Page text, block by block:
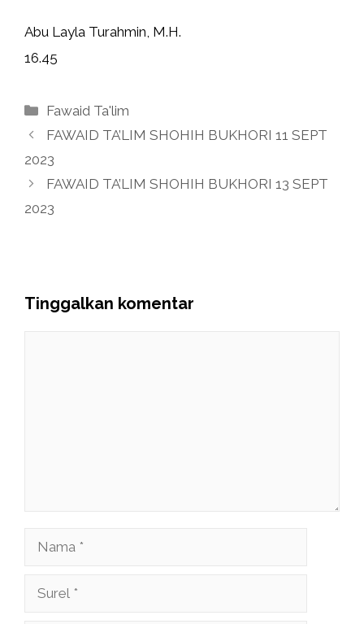
Abu Layla Turahmin, M.H.
16.45
Kategori
Fawaid Ta'lim
FAWAID TA’LIM SHOHIH BUKHORI 11 SEPT
2023
FAWAID TA’LIM SHOHIH BUKHORI 13 SEPT
2023
Tinggalkan komentar
Nama
Surel